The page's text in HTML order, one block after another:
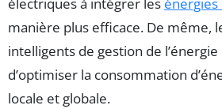
électriques à intégrer les
manière plus efficace. De même,
intelligents de gestion de
d’optimiser la consommation
locale et globale.